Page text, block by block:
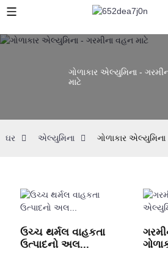
ગોળાકાર એલ્યુમિના -
માટે
ઘર એલ્યુમિના ગોળાકાર
ઉચ્ચ થર્મલ વાહકતા
ઉત્પાદનો અલ...